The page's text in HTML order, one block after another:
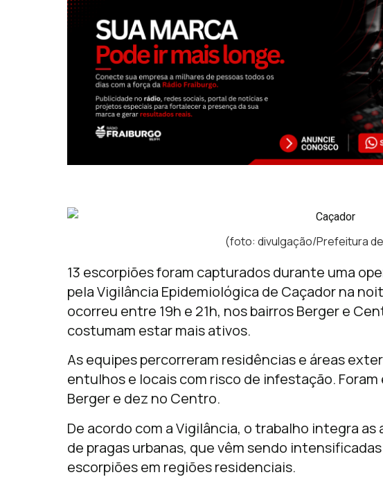
(foto: divulgação/Prefeitura
13 escorpiões foram capturados durante uma
pela Vigilância Epidemiológica de Caçador na
ocorreu entre 19h e 21h, nos bairros Berger e
costumam estar mais ativos.
As equipes percorreram residências e áreas
entulhos e locais com risco de infestação.
Berger e dez no Centro.
De acordo com a Vigilância, o trabalho integra
de pragas urbanas, que vêm sendo
escorpiões em regiões residenciais.